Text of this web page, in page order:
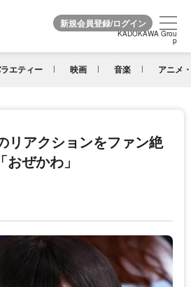
KADOKAWA Grou
p
エティー 映画 音楽 アニメ
KADOKAWA Grou
p
リアクションをファン絶
ぜかわ」